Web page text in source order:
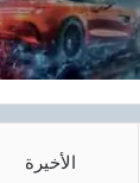
الأخيرة